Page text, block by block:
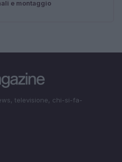
e montaggio
televisione, chi-si-fa-